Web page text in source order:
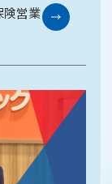
険営業